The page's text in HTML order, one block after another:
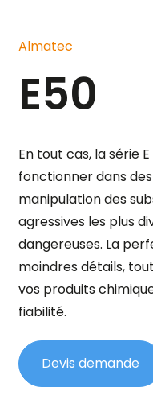
Almatec
E50
En tout cas, la série
fonctionner dans
manipulation des
agressives les plus
dangereuses. La
moindres détails,
vos produits
fiabilité.
Devis demande